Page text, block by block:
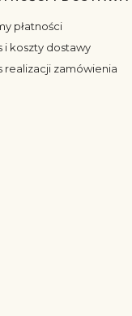
płatności
i koszty dostawy
realizacji zamówienia